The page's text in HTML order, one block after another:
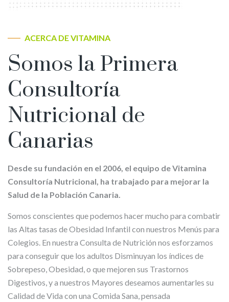
ACERCA DE VITAMINA
Somos la Primera
Consultoría
Nutricional de
Canarias
Desde su fundación en el 2006, el equipo de Vitamina
Consultoría Nutricional, ha trabajado para mejorar la
Salud de la Población Canaria.
Somos conscientes que podemos hacer mucho para combatir
las Altas tasas de Obesidad Infantil con nuestros Menús para
Colegios. En nuestra Consulta de Nutrición nos esforzamos
para conseguir que los adultos Disminuyan los índices de
Sobrepeso, Obesidad, o que mejoren sus Trastornos
Digestivos, y a nuestros Mayores deseamos aumentarles su
Calidad de Vida con una Comida Sana, pensada